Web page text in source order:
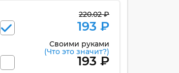
220.02 ₽
193 ₽
Своими руками
(Что это значит?)
193 ₽